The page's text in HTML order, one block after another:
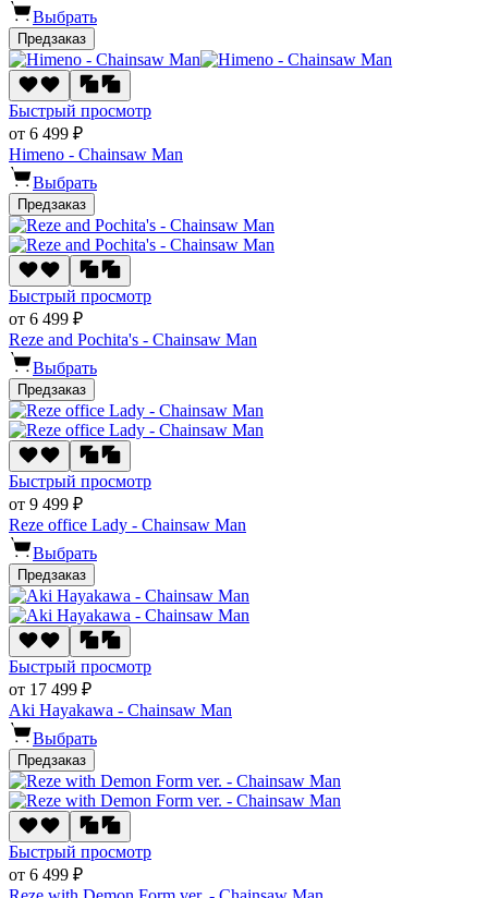
Выбрать
Предзаказ
Быстрый просмотр
от 6 499 ₽
Himeno - Chainsaw Man
Выбрать
Предзаказ
Быстрый просмотр
от 6 499 ₽
Reze and Pochita's - Chainsaw Man
Выбрать
Предзаказ
Быстрый просмотр
от 9 499 ₽
Reze office Lady - Chainsaw Man
Выбрать
Предзаказ
Быстрый просмотр
от 17 499 ₽
Aki Hayakawa - Chainsaw Man
Выбрать
Предзаказ
Быстрый просмотр
от 6 499 ₽